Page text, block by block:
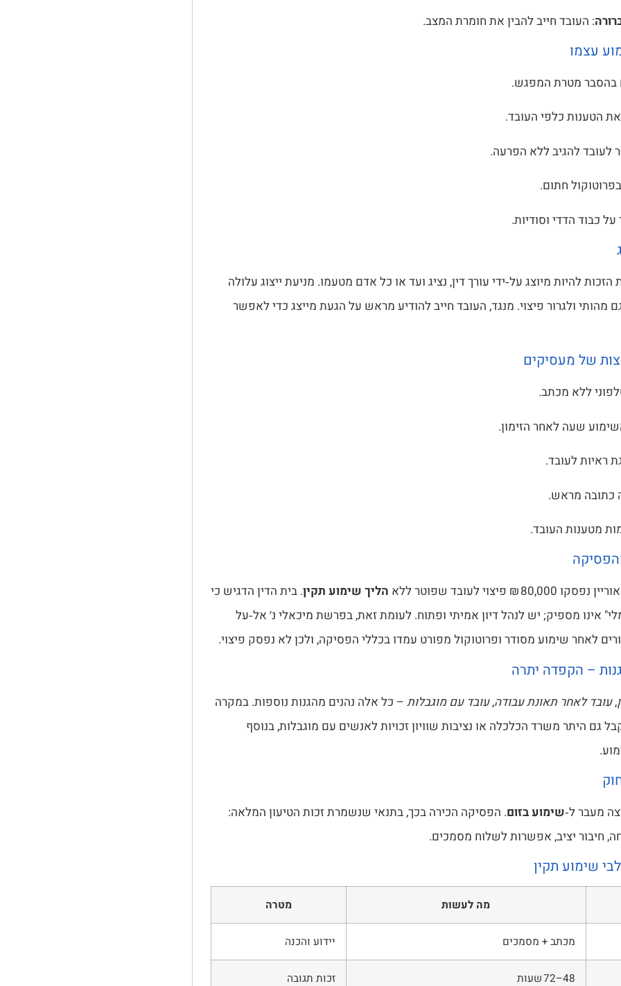
: העובד חייב להבין את חומרת המצב.
עצמו
בהסבר מטרת המפגש.
הטענות כלפי העובד.
לעובד להגיב ללא הפרעה.
חתום.
כבוד הדדי וסודיות.
להיות מיוצג על‑ידי עורך דין, נציג ועד או כל אדם מטעמו. מניעת ייצוג עלולה
מהותי ולגרור פיצוי. מנגד, העובד חייב להודיע מראש על הגעת מייצג כדי לאפשר
של מעסיקים
ללא מכתב.
שעה לאחר הזימון.
ראיות לעובד.
כתובה מראש.
מטענות העובד.
₪ פיצוי לעובד שפוטר ללא הליך שימוע תקין. בית הדין הדגיש כי
אינו מספיק; יש לנהל דיון אמיתי ופתוח. לעומת זאת, בפרשת מיכאלי נ׳ אל‑על
לאחר שימוע מסודר ופרוטוקול מפורט עמדו בכללי הפסיקה, ולכן לא נפסק פיצוי.
– הקפדה יתרה
,עובד לאחר תאונת עבודה,עובד עם מוגבלות – כל אלה נהנים מהגנות נוספות. במקרה
גם היתר משרד הכלכלה או נציבות שוויון זכויות לאנשים עם מוגבלות, בנוסף
מעבר ל‑שימוע בזום. הפסיקה הכירה בכך, בתנאי שנשמרת זכות הטיעון המלאה:
חיבור יציב, אפשרות לשלוח מסמכים.
שימוע תקין
מה לעשות מטרה
מכתב + מסמכים יידוע והכנה
48–72 שעות זכות תגובה